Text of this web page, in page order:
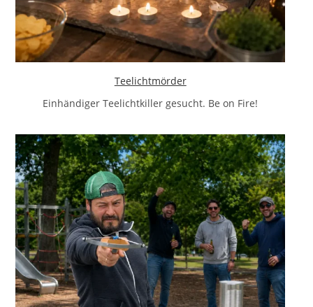
Teelichtmörder
Einhändiger Teelichtkiller gesucht. Be on Fire!